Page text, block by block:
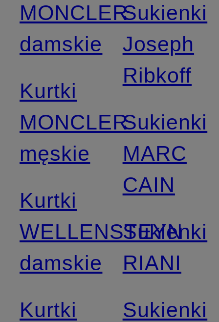
MONCLER
damskie
Kurtki
MONCLER
męskie
Kurtki
WELLENSTEYN
damskie
Kurtki
Sukienki
Joseph
Ribkoff
Sukienki
MARC
CAIN
Sukienki
RIANI
Sukienki